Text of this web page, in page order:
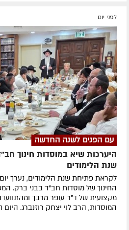
לפני יום
עם הפנים לשנה החדשה
היערכות שיא במוסדות חינוך
שנת הלימודים
לקראת פתיחת שנת הלימודים, נערך יום
החינוך של מוסדות חב"ד בבני ברק.
מקצועית של ד"ר עופר מרבך
המוסדות, הרב לוי יצחק רוזנברג. היום